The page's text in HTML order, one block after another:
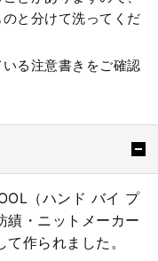
と分けて洗ってくだ
る注意書きをご確認
（ハンド バイ プ
績・ニットメーカー
作られました。